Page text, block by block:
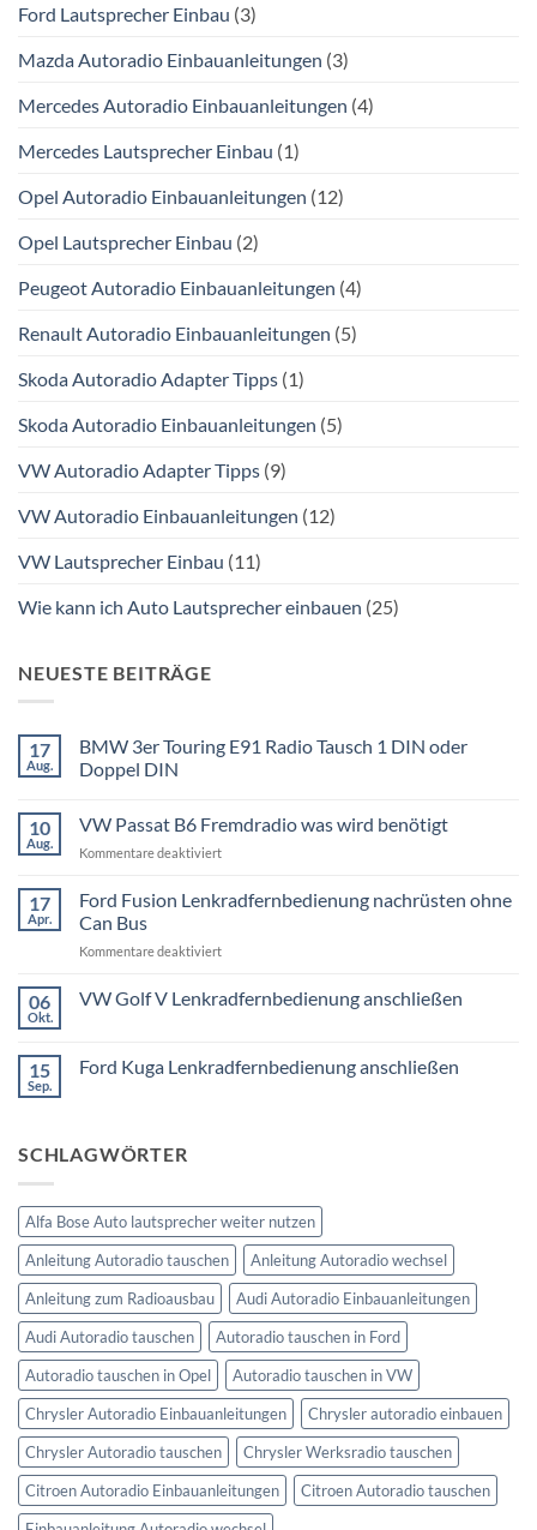
Ford Lautsprecher Einbau (3)
Mazda Autoradio Einbauanleitungen (3)
Mercedes Autoradio Einbauanleitungen (4)
Mercedes Lautsprecher Einbau (1)
Opel Autoradio Einbauanleitungen (12)
Opel Lautsprecher Einbau (2)
Peugeot Autoradio Einbauanleitungen (4)
Renault Autoradio Einbauanleitungen (5)
Skoda Autoradio Adapter Tipps (1)
Skoda Autoradio Einbauanleitungen (5)
VW Autoradio Adapter Tipps (9)
VW Autoradio Einbauanleitungen (12)
VW Lautsprecher Einbau (11)
Wie kann ich Auto Lautsprecher einbauen (25)
NEUESTE BEITRÄGE
17
Aug.
BMW 3er Touring E91 Radio Tausch 1 DIN oder
Doppel DIN
zu
3er
Radio
Tausch
1
DIN
DIN
10
Aug.
VW Passat B6 Fremdradio was wird benötigt
Kommentare deaktiviertfür
Passat
was
benötigt
17
Apr.
Ford Fusion Lenkradfernbedienung nachrüsten ohne
Can Bus
Kommentare deaktiviertfür
Fusion
Lenkradfernbedienung
Can
06
Okt.
VW Golf V Lenkradfernbedienung anschließen
VW
15
Sep.
Ford Kuga Lenkradfernbedienung anschließen
Kuga
SCHLAGWÖRTER
Alfa Bose Auto lautsprecher weiter nutzen
Anleitung Autoradio tauschen
Anleitung Autoradio wechsel
Anleitung zum Radioausbau
Audi Autoradio Einbauanleitungen
Audi Autoradio tauschen
Autoradio tauschen in Ford
Autoradio tauschen in Opel
Autoradio tauschen in VW
Chrysler Autoradio Einbauanleitungen
Chrysler autoradio einbauen
Chrysler Autoradio tauschen
Chrysler Werksradio tauschen
Citroen Autoradio Einbauanleitungen
Citroen Autoradio tauschen